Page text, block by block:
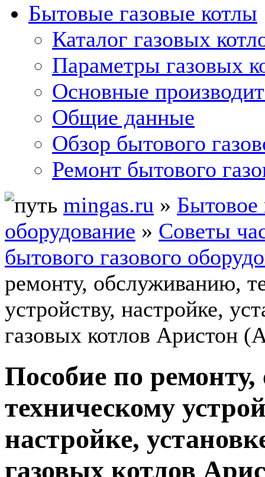
Бытовые газовые котлы
Каталог газовых
Параметры газовых
Основные
Общие данные
Обзор бытового
Ремонт бытового
mingas.ru » Бытовое
оборудование » Советы
бытового газового
ремонту, обслуживанию,
устройству, настройке,
газовых котлов Аристон
Пособие по
техническому
настройке,
газовых котлов